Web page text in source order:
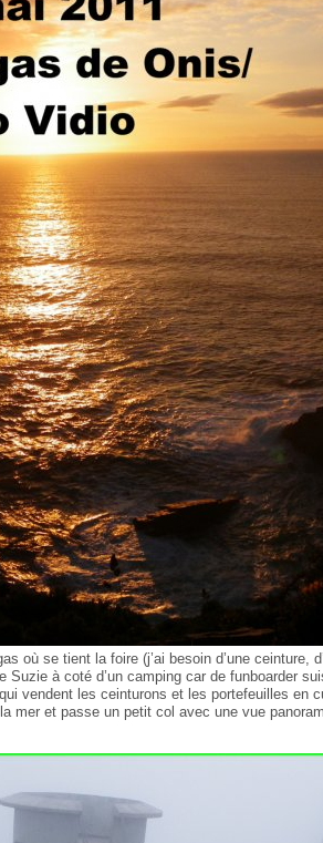
où se tient la foire (j’ai besoin d’une ceinture,
Suzie à coté d’un camping car de funboarder
vendent les ceinturons et les portefeuilles en
mer et passe un petit col avec une vue